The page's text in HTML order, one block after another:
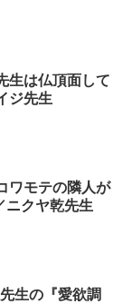
生は仏頂面して
ジ先生
ワモテの隣人が
クヤ乾先生
生の『愛欲調